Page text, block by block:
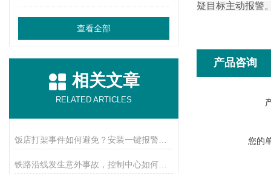
查看全部
相关文章
RELATED ARTICLES
疑目标主动报警
产品咨询
您的